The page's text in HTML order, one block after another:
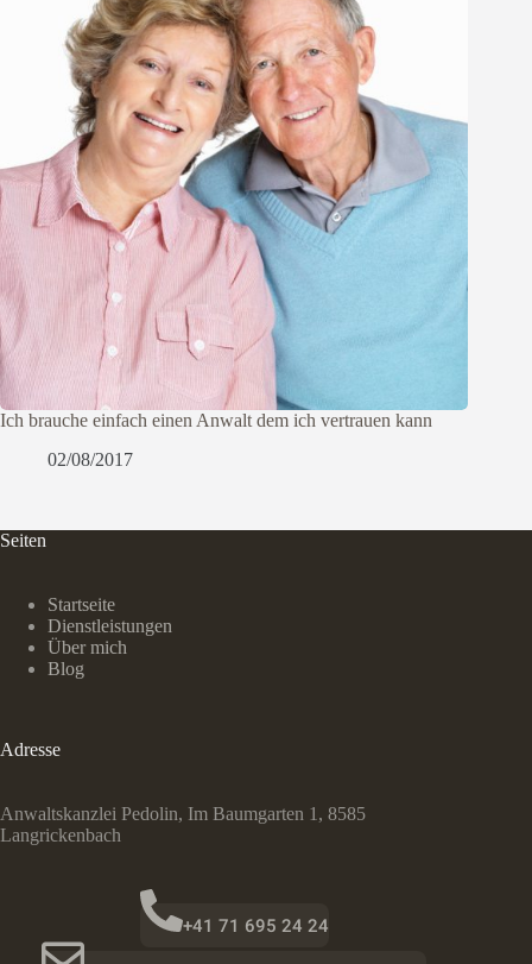
Ich brauche einfach einen Anwalt dem ich vertrauen kann
02/08/2017
Seiten
Startseite
Dienstleistungen
Über mich
Blog
Adresse
Anwaltskanzlei Pedolin, Im Baumgarten 1, 8585
Langrickenbach
+41 71 695 24 24